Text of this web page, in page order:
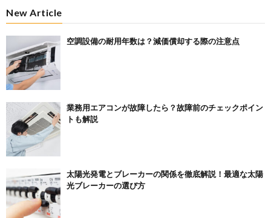
New Article
空調設備の耐用年数は？減価償却する際の注意点
業務用エアコンが故障したら？故障前のチェックポイン
トも解説
太陽光発電とブレーカーの関係を徹底解説！最適な太陽
光ブレーカーの選び方